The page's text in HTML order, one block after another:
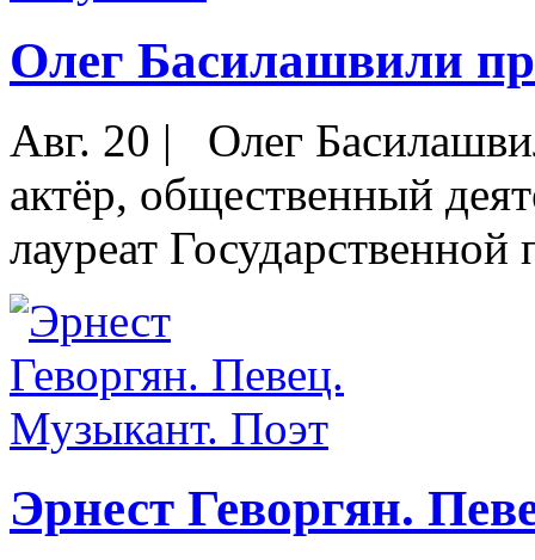
Олег Басилашвили
Авг. 20 |
Олег
актёр, общественный
лауреат
Эрнест Геворгян.